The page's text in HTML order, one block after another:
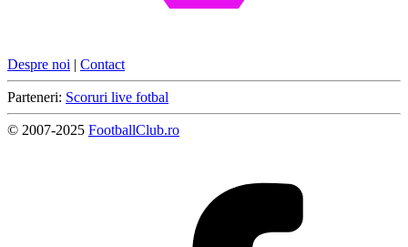
Despre noi | Contact
Parteneri: Scoruri live fotbal
© 2007-2025 FootballClub.ro